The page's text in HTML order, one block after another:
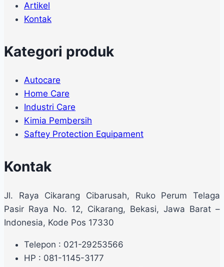
Artikel
Kontak
Kategori produk
Autocare
Home Care
Industri Care
Kimia Pembersih
Saftey Protection Equipament
Kontak
Jl. Raya Cikarang Cibarusah, Ruko Perum Telaga
Pasir Raya No. 12, Cikarang, Bekasi, Jawa Barat –
Indonesia, Kode Pos 17330
Telepon : 021-29253566
HP : 081-1145-3177